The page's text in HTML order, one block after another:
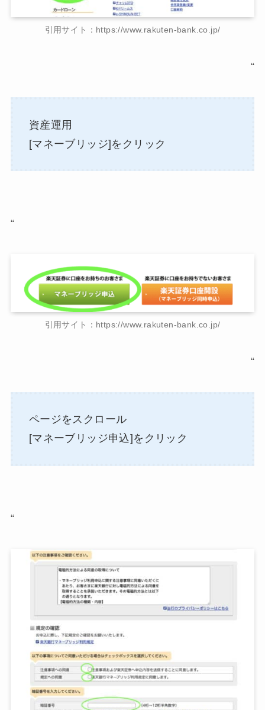
引用サイト：https://www.rakuten-bank.co.jp/
“
資産運用
[マネーブリッジ]をクリック
“
引用サイト：https://www.rakuten-bank.co.jp/
“
ページをスクロール
[マネーブリッジ申込]をクリック
“